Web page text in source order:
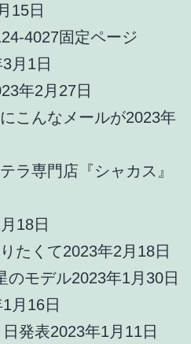
15日
4027固定ページ
月1日
年2月27日
こんなメールが2023年
ラ専門店『シャカス』
18日
たくて2023年2月18日
のモデル2023年1月30日
月16日
発表2023年1月11日